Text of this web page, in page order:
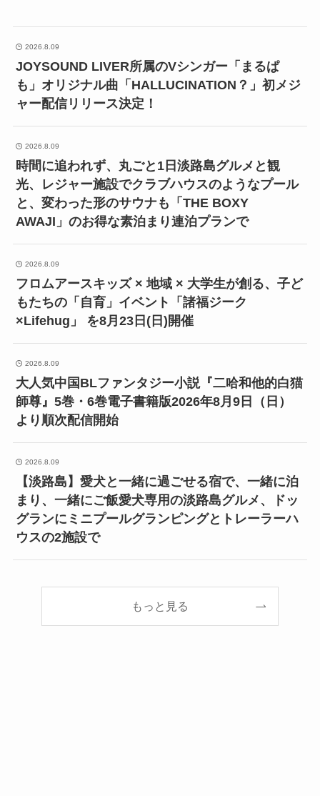
2026.8.09
JOYSOUND LIVER所属のVシンガー「まるぱ
も」オリジナル曲「HALLUCINATION？」初メジ
ャー配信リリース決定！
2026.8.09
時間に追われず、丸ごと1日淡路島グルメと観
光、レジャー施設でクラブハウスのようなプール
と、変わった形のサウナも「THE BOXY
AWAJI」のお得な素泊まり連泊プランで
2026.8.09
フロムアースキッズ × 地域 × 大学生が創る、子ど
もたちの「自育」イベント「諸福ジーク
×Lifehug」 を8月23日(日)開催
2026.8.09
大人気中国BLファンタジー小説『二哈和他的白猫
師尊』5巻・6巻電子書籍版2026年8月9日（日）
より順次配信開始
2026.8.09
【淡路島】愛犬と一緒に過ごせる宿で、一緒に泊
まり、一緒にご飯愛犬専用の淡路島グルメ、ドッ
グランにミニプールグランピングとトレーラーハ
ウスの2施設で
もっと見る